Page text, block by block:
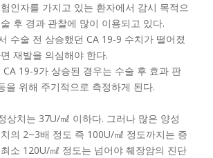
인자를 가지고 있는 환자에서 감시 목적으
후 경과 관찰에 많이 이용되고 있다.
수술 전 상승했던 CA 19-9 수치가 떨어졌
재발을 의심해야 한다.
CA 19-9가 상승된 경우는 수술 후 효과 판
을 위해 주기적으로 측정하게 된다.
상치는 37U/㎖ 이하다. 그러나 많은 양성
의 2~3배 정도 즉 100U/㎖ 정도까지는 증
소 120U/㎖ 정도는 넘어야 췌장암의 진단